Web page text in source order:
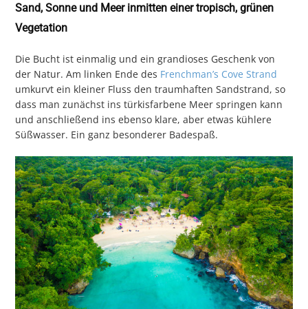
Sand, Sonne und Meer inmitten einer tropisch, grünen
Vegetation
Die Bucht ist einmalig und ein grandioses Geschenk von
der Natur. Am linken Ende des Frenchman’s Cove Strand
umkurvt ein kleiner Fluss den traumhaften Sandstrand, so
dass man zunächst ins türkisfarbene Meer springen kann
und anschließend ins ebenso klare, aber etwas kühlere
Süßwasser. Ein ganz besonderer Badespaß.